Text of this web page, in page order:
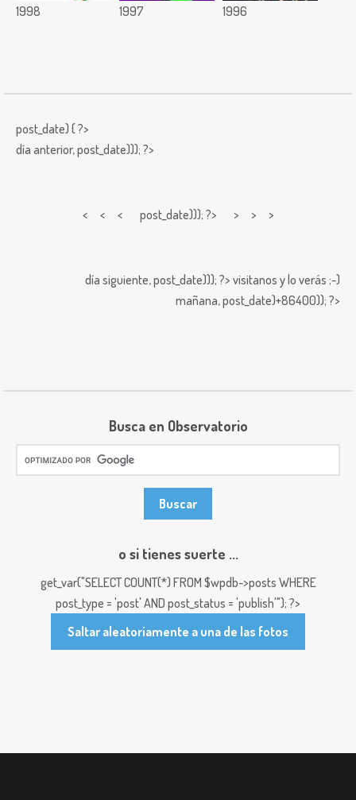
1998 1997 1996
post_date) { ?>
día anterior,post_date))); ?>
< < < post_date))); ?> > > >
día siguiente,post_date))); ?> visitanos y lo verás ;-)
mañana,post_date)+86400)); ?>
Busca en Observatorio
o si tienes suerte ...
get_var("SELECT COUNT(*) FROM $wpdb->posts WHERE
post_type = 'post' AND post_status = 'publish'"); ?>
Saltar aleatoriamente a una de las fotos